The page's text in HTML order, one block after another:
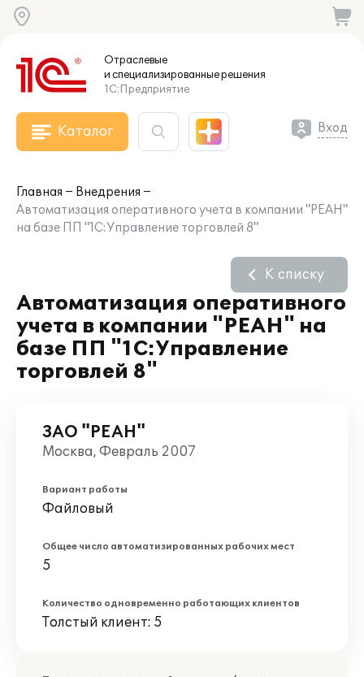
Отраслевые
и специализированныерешения
1С:Предприятие
Каталог Вход
Главная
Внедрения
Автоматизация оперативного учета в компании "РЕАН"
на базе ПП "1С:Управление торговлей 8"
Автоматизация оперативного
учета в компании "РЕАН" на
базе ПП "1С:Управление
торговлей 8"
К списку
ЗАО "РЕАН"
Москва, Февраль 2007
Вариант работы
Файловый
Общее число автоматизированных рабочих мест
5
Количество одновременно работающих клиентов
Толстый клиент: 5